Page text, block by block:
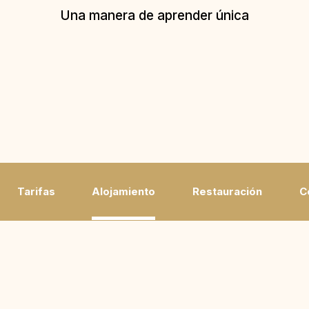
Una manera de aprender única
Tarifas Alojamiento Restauración